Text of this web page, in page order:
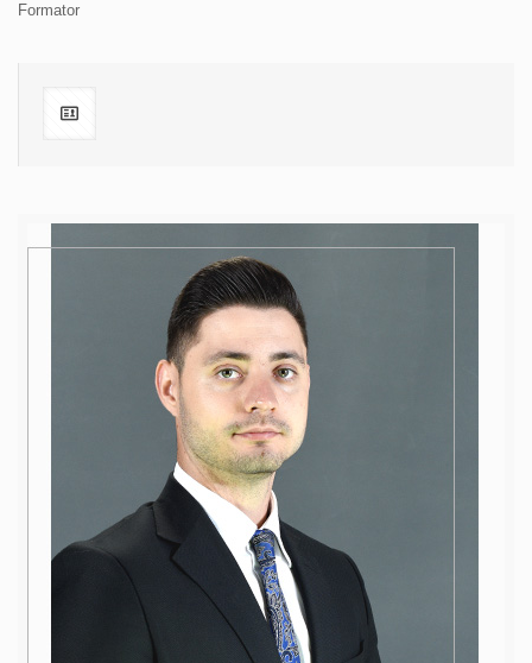
Formator